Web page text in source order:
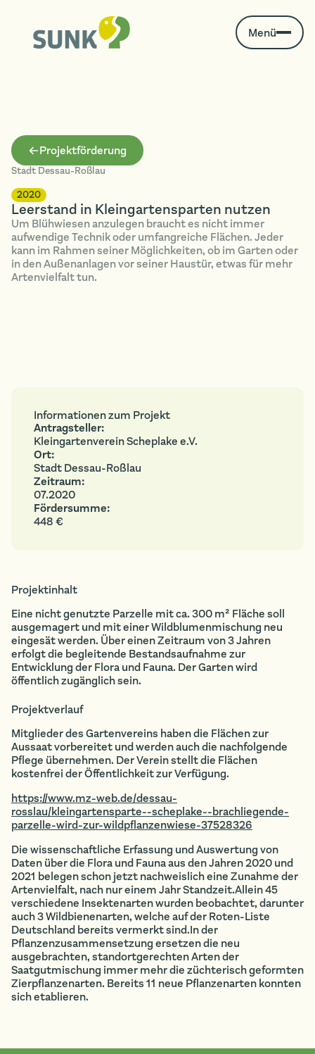
Menü
Projektförderung
Stadt Dessau-Roßlau
2020
Leerstand in Kleingartensparten nutzen
Um Blühwiesen anzulegen braucht es nicht immer
aufwendige Technik oder umfangreiche Flächen. Jeder
kann im Rahmen seiner Möglichkeiten, ob im Garten oder
in den Außenanlagen vor seiner Haustür, etwas für mehr
Artenvielfalt tun.
Informationen zum Projekt
Antragsteller:
Kleingartenverein Scheplake e.V.
Ort:
Stadt Dessau-Roßlau
Zeitraum:
07.2020
Fördersumme:
448 €
Projektinhalt
Eine nicht genutzte Parzelle mit ca. 300 m² Fläche soll
ausgemagert und mit einer Wildblumenmischung neu
eingesät werden. Über einen Zeitraum von 3 Jahren
erfolgt die begleitende Bestandsaufnahme zur
Entwicklung der Flora und Fauna. Der Garten wird
öffentlich zugänglich sein.
Projektverlauf
Mitglieder des Gartenvereins haben die Flächen zur
Aussaat vorbereitet und werden auch die nachfolgende
Pflege übernehmen. Der Verein stellt die Flächen
kostenfrei der Öffentlichkeit zur Verfügung.
https://www.mz-web.de/dessau-
rosslau/kleingartensparte--scheplake--brachliegende-
parzelle-wird-zur-wildpflanzenwiese-37528326
Die wissenschaftliche Erfassung und Auswertung von
Daten über die Flora und Fauna aus den Jahren 2020 und
2021 belegen schon jetzt nachweislich eine Zunahme der
Artenvielfalt, nach nur einem Jahr Standzeit.Allein 45
verschiedene Insektenarten wurden beobachtet, darunter
auch 3 Wildbienenarten, welche auf der Roten-Liste
Deutschland bereits vermerkt sind.In der
Pflanzenzusammensetzung ersetzen die neu
ausgebrachten, standortgerechten Arten der
Saatgutmischung immer mehr die züchterisch geformten
Zierpflanzenarten. Bereits 11 neue Pflanzenarten konnten
sich etablieren.